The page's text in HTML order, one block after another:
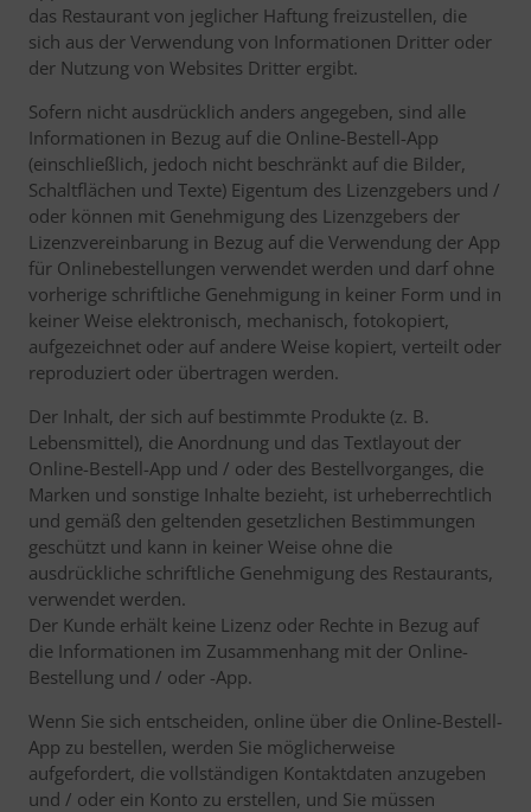
das Restaurant von jeglicher Haftung freizustellen, die
sich aus der Verwendung von Informationen Dritter oder
der Nutzung von Websites Dritter ergibt.
Sofern nicht ausdrücklich anders angegeben, sind alle
Informationen in Bezug auf die Online-Bestell-App
(einschließlich, jedoch nicht beschränkt auf die Bilder,
Schaltflächen und Texte) Eigentum des Lizenzgebers und /
oder können mit Genehmigung des Lizenzgebers der
Lizenzvereinbarung in Bezug auf die Verwendung der App
für Onlinebestellungen verwendet werden und darf ohne
vorherige schriftliche Genehmigung in keiner Form und in
keiner Weise elektronisch, mechanisch, fotokopiert,
aufgezeichnet oder auf andere Weise kopiert, verteilt oder
reproduziert oder übertragen werden.
Der Inhalt, der sich auf bestimmte Produkte (z. B.
Lebensmittel), die Anordnung und das Textlayout der
Online-Bestell-App und / oder des Bestellvorganges, die
Marken und sonstige Inhalte bezieht, ist urheberrechtlich
und gemäß den geltenden gesetzlichen Bestimmungen
geschützt und kann in keiner Weise ohne die
ausdrückliche schriftliche Genehmigung des Restaurants,
verwendet werden.
Der Kunde erhält keine Lizenz oder Rechte in Bezug auf
die Informationen im Zusammenhang mit der Online-
Bestellung und / oder -App.
Wenn Sie sich entscheiden, online über die Online-Bestell-
App zu bestellen, werden Sie möglicherweise
aufgefordert, die vollständigen Kontaktdaten anzugeben
und / oder ein Konto zu erstellen, und Sie müssen